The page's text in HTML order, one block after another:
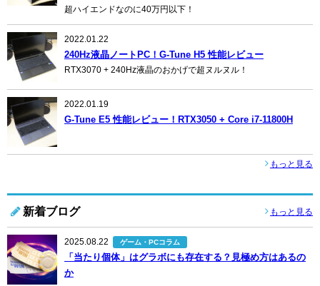
超ハイエンドなのに40万円以下！
2022.01.22
240Hz液晶ノートPC！G-Tune H5 性能レビュー
RTX3070 + 240Hz液晶のおかげで超ヌルヌル！
2022.01.19
G-Tune E5 性能レビュー！RTX3050 + Core i7-11800H
もっと見る
新着ブログ もっと見る
2025.08.22 ゲーム・PCコラム
「当たり個体」はグラボにも存在する？見極め方はあるの
か